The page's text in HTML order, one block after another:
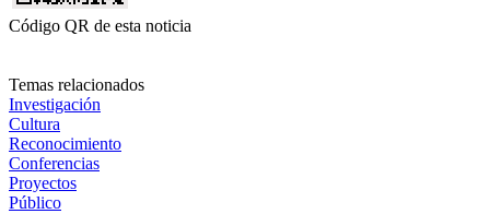
Código QR de esta noticia
Temas relacionados
Investigación
Cultura
Reconocimiento
Conferencias
Proyectos
Público